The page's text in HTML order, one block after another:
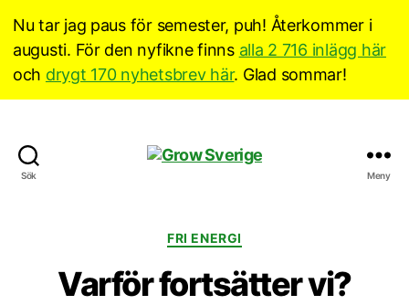
Nu tar jag paus för semester, puh! Återkommer i
augusti. För den nyfikne finns alla 2 716 inlägg här
och drygt 170 nyhetsbrev här. Glad sommar!
Sök Meny
Kategorier
FRI ENERGI
Varför fortsätter vi?